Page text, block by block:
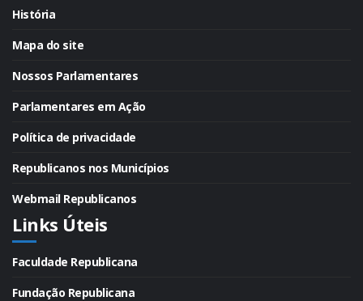
História
Mapa do site
Nossos Parlamentares
Parlamentares em Ação
Política de privacidade
Republicanos nos Municípios
Webmail Republicanos
Links Úteis
Faculdade Republicana
Fundação Republicana